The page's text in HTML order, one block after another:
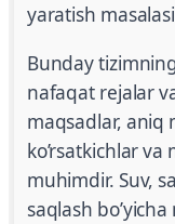
yaratish
Bunday
nafaqat rejalar
maqsadlar, aniq
ko’rsatkichlar
muhimdir. Suv,
saqlash